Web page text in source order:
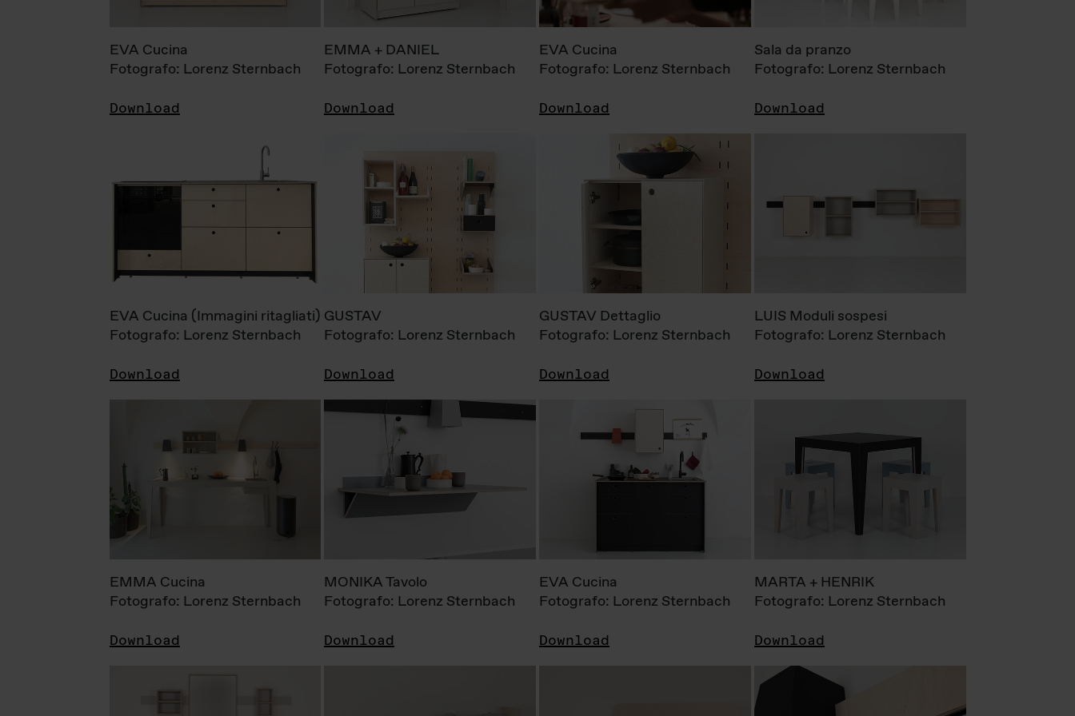
EVA Cucina
Fotografo: Lorenz Sternbach
Download
EMMA + DANIEL
Fotografo: Lorenz Sternbach
Download
EVA Cucina
Fotografo: Lorenz Sternbach
Download
Sala da pranzo
Fotografo: Lorenz Sternbach
Download
EVA Cucina (Immagini ritagliati)
Fotografo: Lorenz Sternbach
Download
GUSTAV
Fotografo: Lorenz Sternbach
Download
GUSTAV Dettaglio
Fotografo: Lorenz Sternbach
Download
LUIS Moduli sospesi
Fotografo: Lorenz Sternbach
Download
EMMA Cucina
Fotografo: Lorenz Sternbach
Download
MONIKA Tavolo
Fotografo: Lorenz Sternbach
Download
EVA Cucina
Fotografo: Lorenz Sternbach
Download
MARTA + HENRIK
Fotografo: Lorenz Sternbach
Download